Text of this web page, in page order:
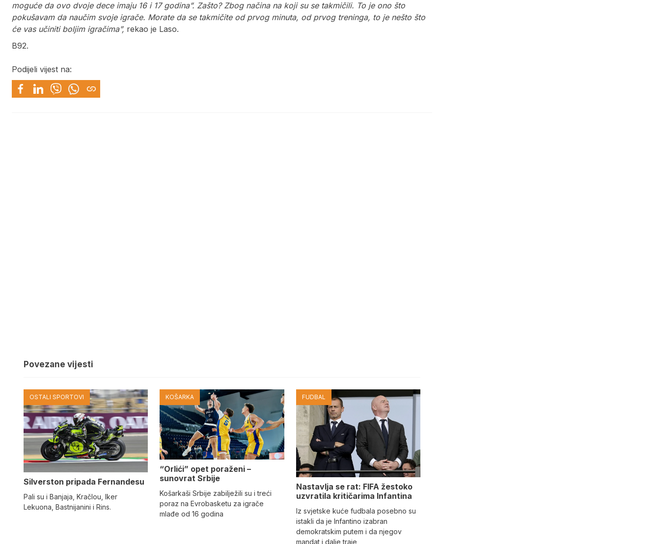
moguće da ovo dvoje dece imaju 16 i 17 godina”. Zašto? Zbog načina na koji su se takmičili. To je ono što
pokušavam da naučim svoje igrače. Morate da se takmičite od prvog minuta, od prvog treninga, to je nešto što
će vas učiniti boljim igračima”, rekao je Laso.
B92.
Podijeli vijest na:
Povezane vijesti
OSTALI SPORTOVI
Silverston pripada Fernandesu
Pali su i Banjaja, Kračlou, Iker
Lekuona, Bastnijanini i Rins.
KOŠARKA
“Orlići” opet poraženi –
sunovrat Srbije
Košarkaši Srbije zabilježili su i treći
poraz na Evrobasketu za igrače
mlađe od 16 godina
FUDBAL
Nastavlja se rat: FIFA žestoko
uzvratila kritičarima Infantina
Iz svjetske kuće fudbala posebno su
istakli da je Infantino izabran
demokratskim putem i da njegov
mandat i dalje traje